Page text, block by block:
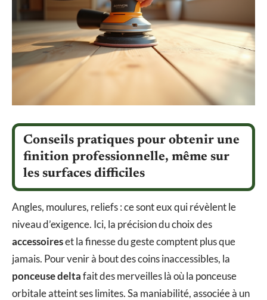
Conseils pratiques pour obtenir une
finition professionnelle, même sur
les surfaces difficiles
Angles, moulures, reliefs : ce sont eux qui révèlent le
niveau d’exigence. Ici, la précision du choix des
accessoireset la finesse du geste comptent plus que
jamais. Pour venir à bout des coins inaccessibles, la
ponceuse deltafait des merveilles là où la ponceuse
orbitale atteint ses limites. Sa maniabilité, associée à un